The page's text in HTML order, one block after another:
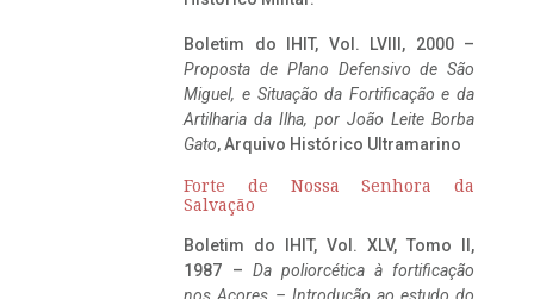
Boletim do IHIT, Vol. LVIII, 2000 –
Proposta de Plano Defensivo de São
Miguel, e Situação da Fortificação e da
Artilharia da Ilha, por João Leite Borba
Gato, Arquivo Histórico Ultramarino
Forte de Nossa Senhora da
Salvação
Boletim do IHIT, Vol. XLV, Tomo II,
1987 – Da poliorcética à fortificação